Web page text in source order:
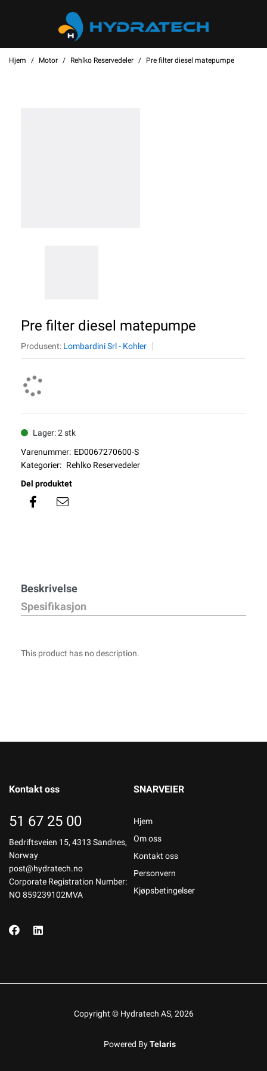
Hjem Motor Rehlko Reservedeler Pre filter diesel matepumpe
Pre filter diesel matepumpe
Produsent: Lombardini Srl - Kohler
Lager: 2 stk
Varenummer: ED0067270600-S
Kategorier: Rehlko Reservedeler
Del produktet
Beskrivelse
Spesifikasjon
This product has no description.
Kontakt oss
51 67 25 00
Bedriftsveien 15, 4313 Sandnes,
Norway
post@hydratech.no
Corporate Registration Number:
NO 859239102MVA
SNARVEIER
Hjem
Om oss
Kontakt oss
Personvern
Kjøpsbetingelser
Copyright © Hydratech AS, 2026
Powered ByTelaris